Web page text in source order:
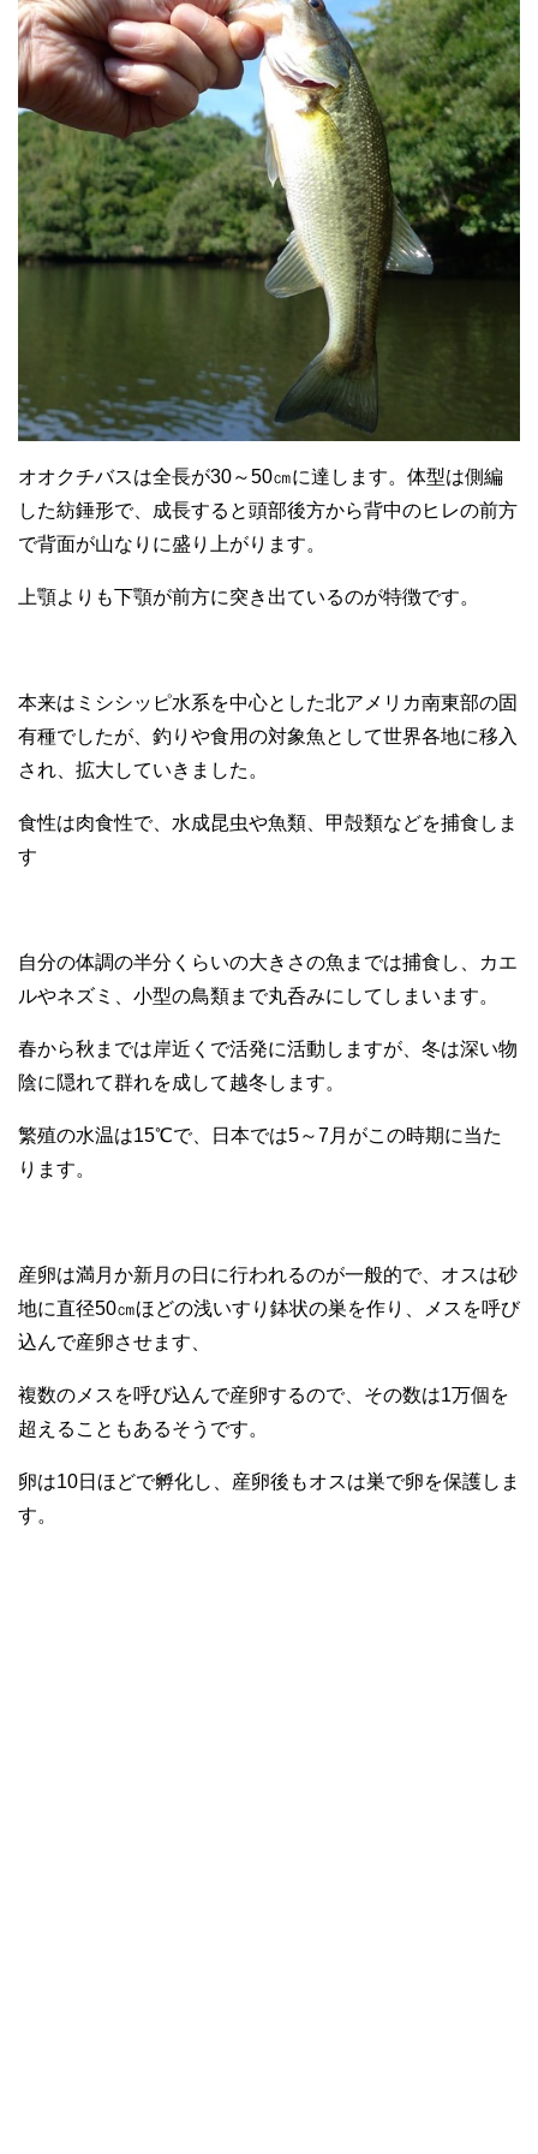
オオクチバスは全長が30～50㎝に達します。体型は側編
した紡錘形で、成長すると頭部後方から背中のヒレの前方
で背面が山なりに盛り上がります。
上顎よりも下顎が前方に突き出ているのが特徴です。
本来はミシシッピ水系を中心とした北アメリカ南東部の固
有種でしたが、釣りや食用の対象魚として世界各地に移入
され、拡大していきました。
食性は肉食性で、水成昆虫や魚類、甲殻類などを捕食しま
す
自分の体調の半分くらいの大きさの魚までは捕食し、カエ
ルやネズミ、小型の鳥類まで丸呑みにしてしまいます。
春から秋までは岸近くで活発に活動しますが、冬は深い物
陰に隠れて群れを成して越冬します。
繁殖の水温は15℃で、日本では5～7月がこの時期に当た
ります。
産卵は満月か新月の日に行われるのが一般的で、オスは砂
地に直径50㎝ほどの浅いすり鉢状の巣を作り、メスを呼び
込んで産卵させます、
複数のメスを呼び込んで産卵するので、その数は1万個を
超えることもあるそうです。
卵は10日ほどで孵化し、産卵後もオスは巣で卵を保護しま
す。